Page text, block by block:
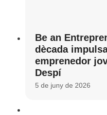
Be an
dècada
emprenedor
Despí
5 de juny de 2026